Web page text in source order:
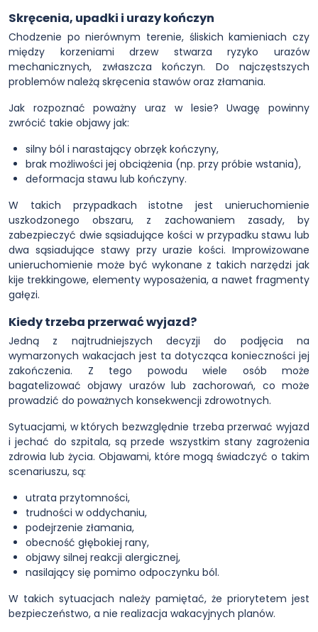
Skręcenia, upadki i urazy kończyn
Chodzenie po nierównym terenie, śliskich kamieniach czy
między korzeniami drzew stwarza ryzyko urazów
mechanicznych, zwłaszcza kończyn. Do najczęstszych
problemów należą skręcenia stawów oraz złamania.
Jak rozpoznać poważny uraz w lesie? Uwagę powinny
zwrócić takie objawy jak:
silny ból i narastający obrzęk kończyny,
brak możliwości jej obciążenia (np. przy próbie wstania),
deformacja stawu lub kończyny.
W takich przypadkach istotne jest unieruchomienie
uszkodzonego obszaru, z zachowaniem zasady, by
zabezpieczyć dwie sąsiadujące kości w przypadku stawu lub
dwa sąsiadujące stawy przy urazie kości. Improwizowane
unieruchomienie może być wykonane z takich narzędzi jak
kije trekkingowe, elementy wyposażenia, a nawet fragmenty
gałęzi.
Kiedy trzeba przerwać wyjazd?
Jedną z najtrudniejszych decyzji do podjęcia na
wymarzonych wakacjach jest ta dotycząca konieczności jej
zakończenia. Z tego powodu wiele osób może
bagatelizować objawy urazów lub zachorowań, co może
prowadzić do poważnych konsekwencji zdrowotnych.
Sytuacjami, w których bezwzględnie trzeba przerwać wyjazd
i jechać do szpitala, są przede wszystkim stany zagrożenia
zdrowia lub życia. Objawami, które mogą świadczyć o takim
scenariuszu, są:
utrata przytomności,
trudności w oddychaniu,
podejrzenie złamania,
obecność głębokiej rany,
objawy silnej reakcji alergicznej,
nasilający się pomimo odpoczynku ból.
W takich sytuacjach należy pamiętać, że priorytetem jest
bezpieczeństwo, a nie realizacja wakacyjnych planów.